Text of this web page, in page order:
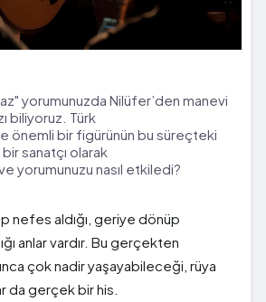
yorumunuzda Nilüfer’den manevi
biliyoruz. Türk
önemli bir figürünün bu süreçteki
bir sanatçı olarak
yorumunuzu nasıl etkiledi?
nefes aldığı, geriye dönüp
anlar vardır. Bu gerçekten
çok nadir yaşayabileceği, rüya
da gerçek bir his.